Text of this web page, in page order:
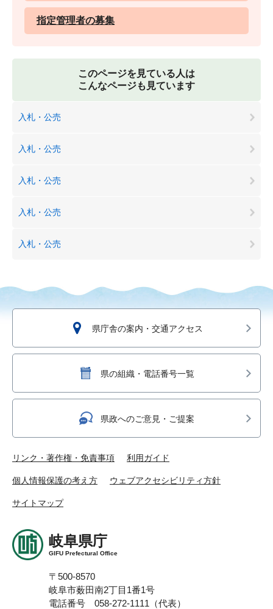
指定管理者の募集
このページを見ている人は
こんなページも見ています
入札・公売
入札・公売
入札・公売
入札・公売
入札・公売
県庁舎の案内・交通アクセス
県の組織・電話番号一覧
県政へのご意見・ご提案
リンク・著作権・免責事項 利用ガイド
個人情報保護の考え方 ウェブアクセシビリティ方針
サイトマップ
岐阜県庁
GIFU Prefectural Office
〒500-8570
岐阜市薮田南2丁目1番1号
電話番号 058-272-1111（代表）